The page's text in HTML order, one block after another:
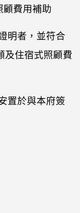
費用補助
明者，並符合
及住宿式照顧費
置於與本府簽